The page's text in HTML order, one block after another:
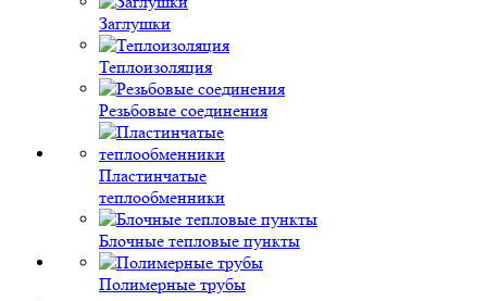
Заглушки
Теплоизоляция
Резьбовые соединения
Пластинчатые
теплообменники
Блочные тепловые пункты
Полимерные трубы